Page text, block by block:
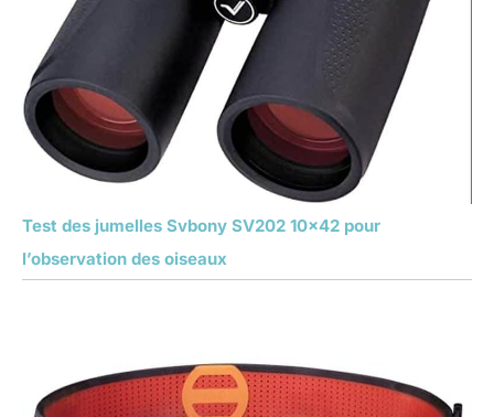
Test des jumelles Svbony SV202 10×42 pour
l’observation des oiseaux